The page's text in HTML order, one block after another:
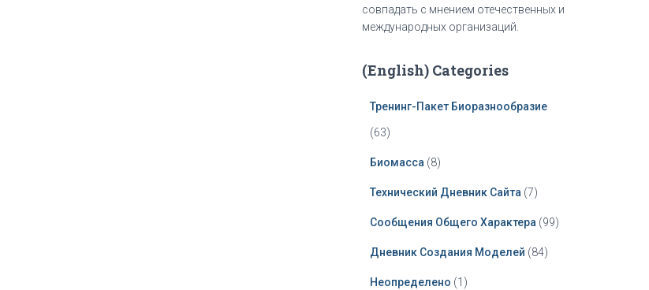
совпадать с мнением отечественных и
международных организаций.
(English) Categories
Тренинг-Пакет Биоразнообразие
(63)
Биомасса (8)
Технический Дневник Сайта (7)
Сообщения Общего Характера (99)
Дневник Создания Моделей (84)
Неопределено (1)